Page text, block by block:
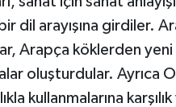
dil arayışına girdiler.
Arapça köklerden
oluşturdular. Ayrıca
kullanmalarına